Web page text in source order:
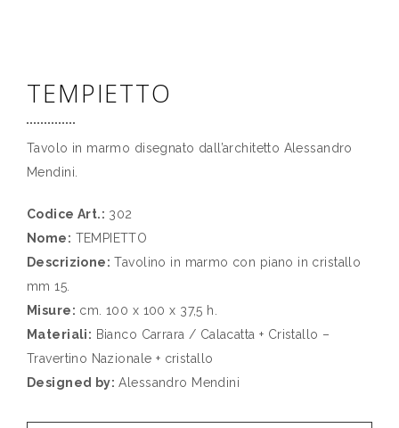
TEMPIETTO
Tavolo in marmo disegnato dall’architetto Alessandro
Mendini.
Codice Art.: 302
Nome: TEMPIETTO
Descrizione: Tavolino in marmo con piano in cristallo
mm 15.
Misure: cm. 100 x 100 x 37,5 h.
Materiali: Bianco Carrara / Calacatta + Cristallo –
Travertino Nazionale + cristallo
Designed by: Alessandro Mendini